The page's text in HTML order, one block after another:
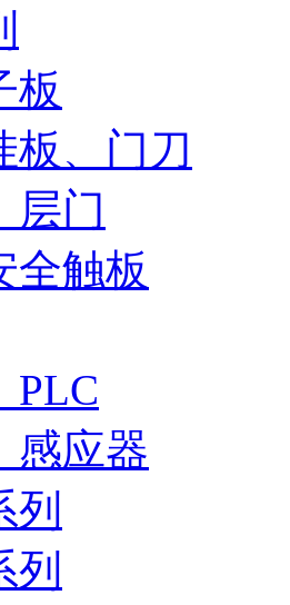
板
板、门刀
层门
全触板
PLC
感应器
列
列